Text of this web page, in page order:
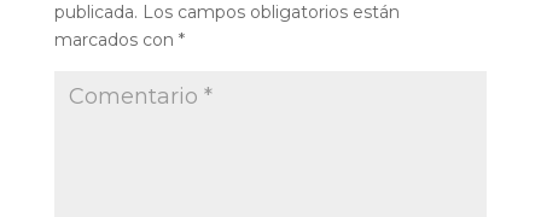
publicada. Los campos obligatorios están
marcados con *